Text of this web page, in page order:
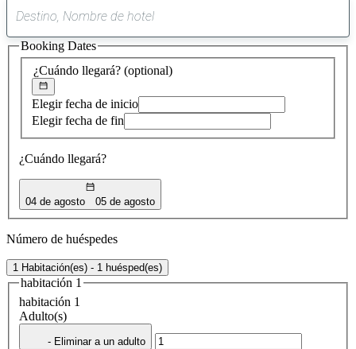
sugerencia
encontrada
¿Cuándo llegará? (optional)
Elegir fecha de inicio
Elegir fecha de fin
¿Cuándo llegará?
04 de agosto 05 de agosto
Booking Dates
Número de huéspedes
1 Habitación(es) - 1 huésped(es)
habitación 1
habitación 1
Adulto(s)
- Eliminar a un adulto